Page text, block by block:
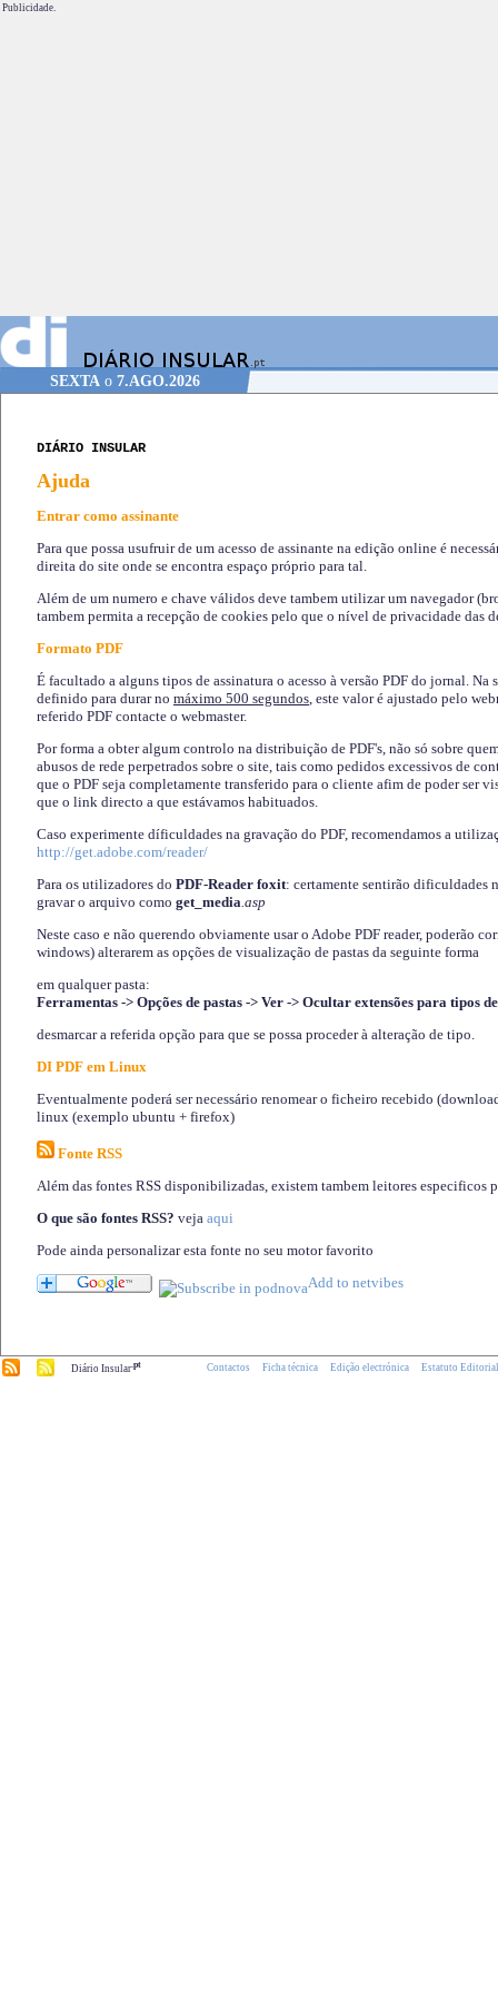
Publicidade.
SEXTA o 7.AGO.2026
DIÁRIO INSULAR
Ajuda
Entrar como assinante
Para que possa usufruir de um acesso de assinante na edição online é
direita do site onde se encontra espaço próprio para tal.
Além de um numero e chave válidos deve tambem utilizar um navegador
tambem permita a recepção de cookies pelo que o nível de privacidade das
Formato PDF
É facultado a alguns tipos de assinatura o acesso à versão PDF do jornal. Na
definido para durar no máximo 500 segundos, este valor é ajustado pelo
referido PDF contacte o webmaster.
Por forma a obter algum controlo na distribuição de PDF's, não só sobre
abusos de rede perpetrados sobre o site, tais como pedidos excessivos de
que o PDF seja completamente transferido para o cliente afim de poder ser
que o link directo a que estávamos habituados.
Caso experimente díficuldades na gravação do PDF, recomendamos a
http://get.adobe.com/reader/
Para os utilizadores do PDF-Reader foxit: certamente sentirão dificuldades
gravar o arquivo como get_media.asp
Neste caso e não querendo obviamente usar o Adobe PDF reader, poderão
windows) alterarem as opções de visualização de pastas da seguinte forma
em qualquer pasta:
Ferramentas -> Opções de pastas -> Ver -> Ocultar extensões para tipos
desmarcar a referida opção para que se possa proceder à alteração de tipo.
DI PDF em Linux
Eventualmente poderá ser necessário renomear o ficheiro recebido
linux (exemplo ubuntu + firefox)
Fonte RSS
Além das fontes RSS disponibilizadas, existem tambem leitores especificos
O que são fontes RSS? veja aqui
Pode ainda personalizar esta fonte no seu motor favorito
Diário Insular.pt Contactos Ficha técnica Edição electrónica Estatuto Editorial